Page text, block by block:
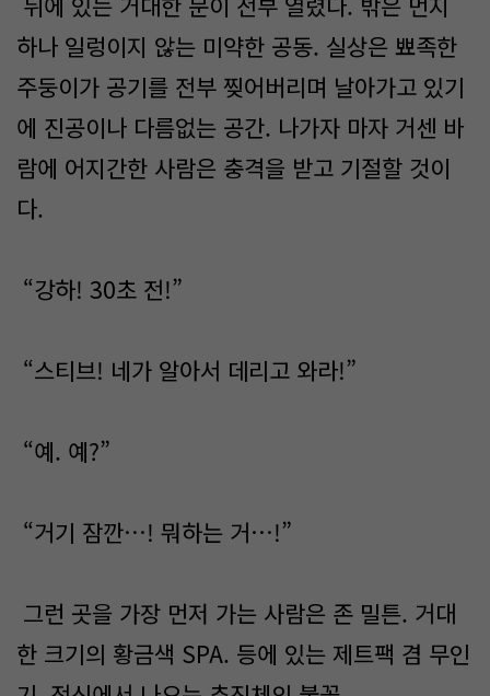
하나 일렁이지 않는 미약한 공동. 실상은 뾰족한
주둥이가 공기를 전부 찢어버리며 날아가고 있기
에 진공이나 다름없는 공간. 나가자 마자 거센 바
람에 어지간한 사람은 충격을 받고 기절할 것이
다.
“강하! 30초 전!”
“스티브! 네가 알아서 데리고 와라!”
“예. 예?”
“거기 잠깐…! 뭐하는 거…!”
그런 곳을 가장 먼저 가는 사람은 존 밀튼. 거대
한 크기의 황금색 SPA. 등에 있는 제트팩 겸 무인